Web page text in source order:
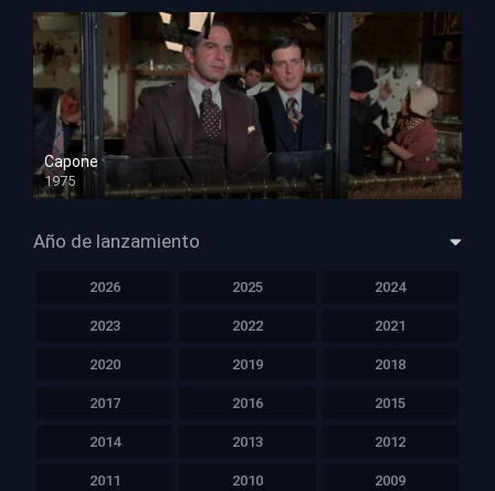
Capone
1975
HD 1080p
Año de lanzamiento
2026 2025 2024
2023 2022 2021
2020 2019 2018
2017 2016 2015
2014 2013 2012
2011 2010 2009